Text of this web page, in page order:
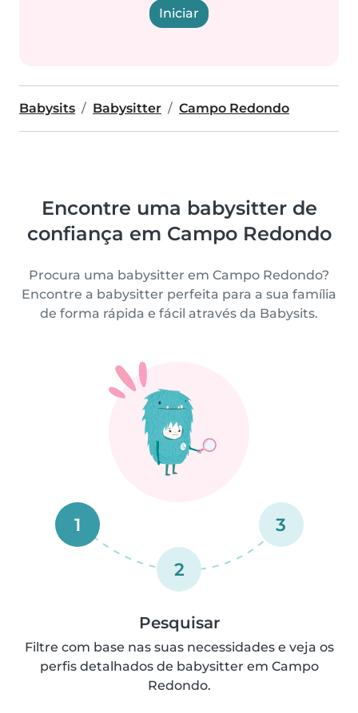
Iniciar
Babysits Babysitter Campo Redondo
Encontre uma babysitter de
confiança em Campo Redondo
Procura uma babysitter em Campo Redondo?
Encontre a babysitter perfeita para a sua família
de forma rápida e fácil através da Babysits.
1
2
3
Pesquisar
Filtre com base nas suas necessidades e veja os
perfis detalhados de babysitter em Campo
Redondo.